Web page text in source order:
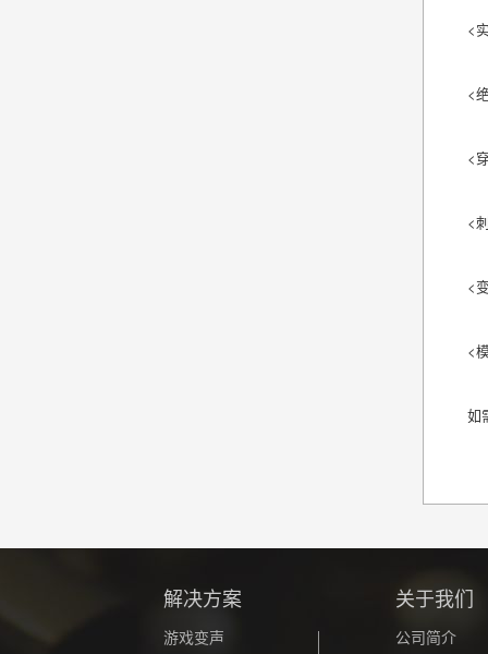
<
<
<
<
<
<
如
解决方案
游戏变声
关于我们
公司简介